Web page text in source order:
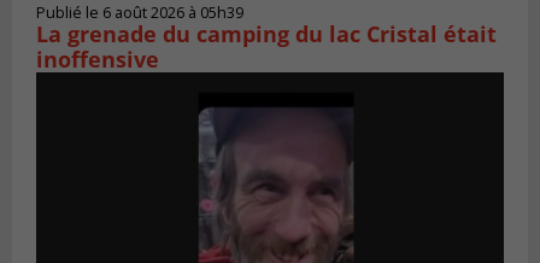
Publié le 6 août 2026 à 05h39
La grenade du camping du lac Cristal était
inoffensive